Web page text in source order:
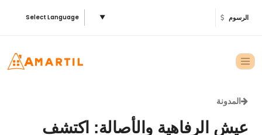
Select Language ▼ الرسوم
المدونة
عيش الرفاهية والأصالة: اكتشف